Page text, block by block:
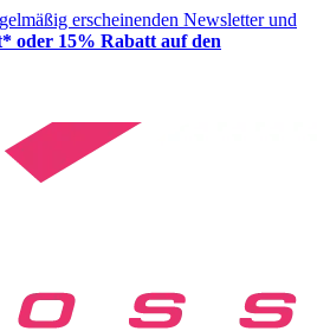
erscheinenden Newsletter und
oder 15% Rabatt auf den